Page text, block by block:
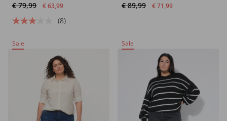
tailleband
€ 79,99 € 63,99
(8)
€ 89,99 € 71,99
Sale Sale